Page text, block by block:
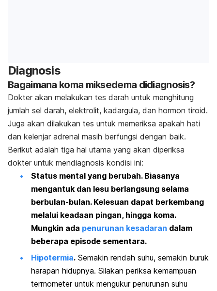
Diagnosis
Bagaimana koma miksedema didiagnosis?
Dokter akan melakukan tes darah untuk menghitung
jumlah sel darah, elektrolit, kadargula, dan hormon tiroid.
Juga akan dilakukan tes untuk memeriksa apakah hati
dan kelenjar adrenal masih berfungsi dengan baik.
Berikut adalah tiga hal utama yang akan diperiksa
dokter untuk mendiagnosis kondisi ini:
Status mental yang berubah. Biasanya
mengantuk dan lesu berlangsung selama
berbulan-bulan. Kelesuan dapat berkembang
melalui keadaan pingan, hingga koma.
Mungkin ada penurunan kesadaran dalam
beberapa episode sementara.
Hipotermia. Semakin rendah suhu, semakin buruk
harapan hidupnya. Silakan periksa kemampuan
termometer untuk mengukur penurunan suhu